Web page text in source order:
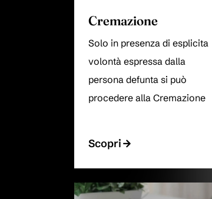
Cremazione
Solo in presenza di esplicita
volontà espressa dalla
persona defunta si può
procedere alla Cremazione
Scopri